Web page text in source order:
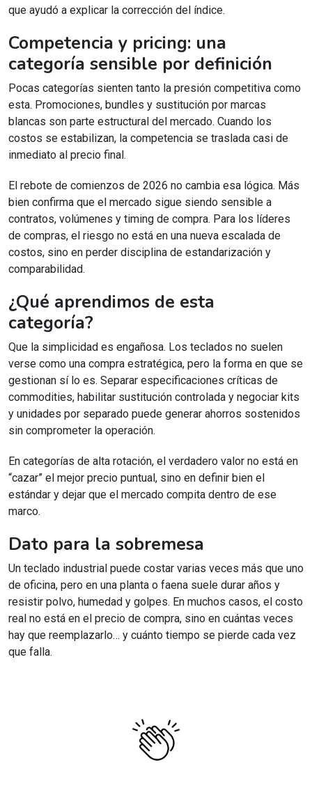
que ayudó a explicar la corrección del índice.
Competencia y pricing: una
categoría sensible por definición
Pocas categorías sienten tanto la presión competitiva como
esta. Promociones, bundles y sustitución por marcas
blancas son parte estructural del mercado. Cuando los
costos se estabilizan, la competencia se traslada casi de
inmediato al precio final.
El rebote de comienzos de 2026 no cambia esa lógica. Más
bien confirma que el mercado sigue siendo sensible a
contratos, volúmenes y timing de compra. Para los líderes
de compras, el riesgo no está en una nueva escalada de
costos, sino en perder disciplina de estandarización y
comparabilidad.
¿Qué aprendimos de esta
categoría?
Que la simplicidad es engañosa. Los teclados no suelen
verse como una compra estratégica, pero la forma en que se
gestionan sí lo es. Separar especificaciones críticas de
commodities, habilitar sustitución controlada y negociar kits
y unidades por separado puede generar ahorros sostenidos
sin comprometer la operación.
En categorías de alta rotación, el verdadero valor no está en
“cazar” el mejor precio puntual, sino en definir bien el
estándar y dejar que el mercado compita dentro de ese
marco.
Dato para la sobremesa
Un teclado industrial puede costar varias veces más que uno
de oficina, pero en una planta o faena suele durar años y
resistir polvo, humedad y golpes. En muchos casos, el costo
real no está en el precio de compra, sino en cuántas veces
hay que reemplazarlo… y cuánto tiempo se pierde cada vez
que falla.